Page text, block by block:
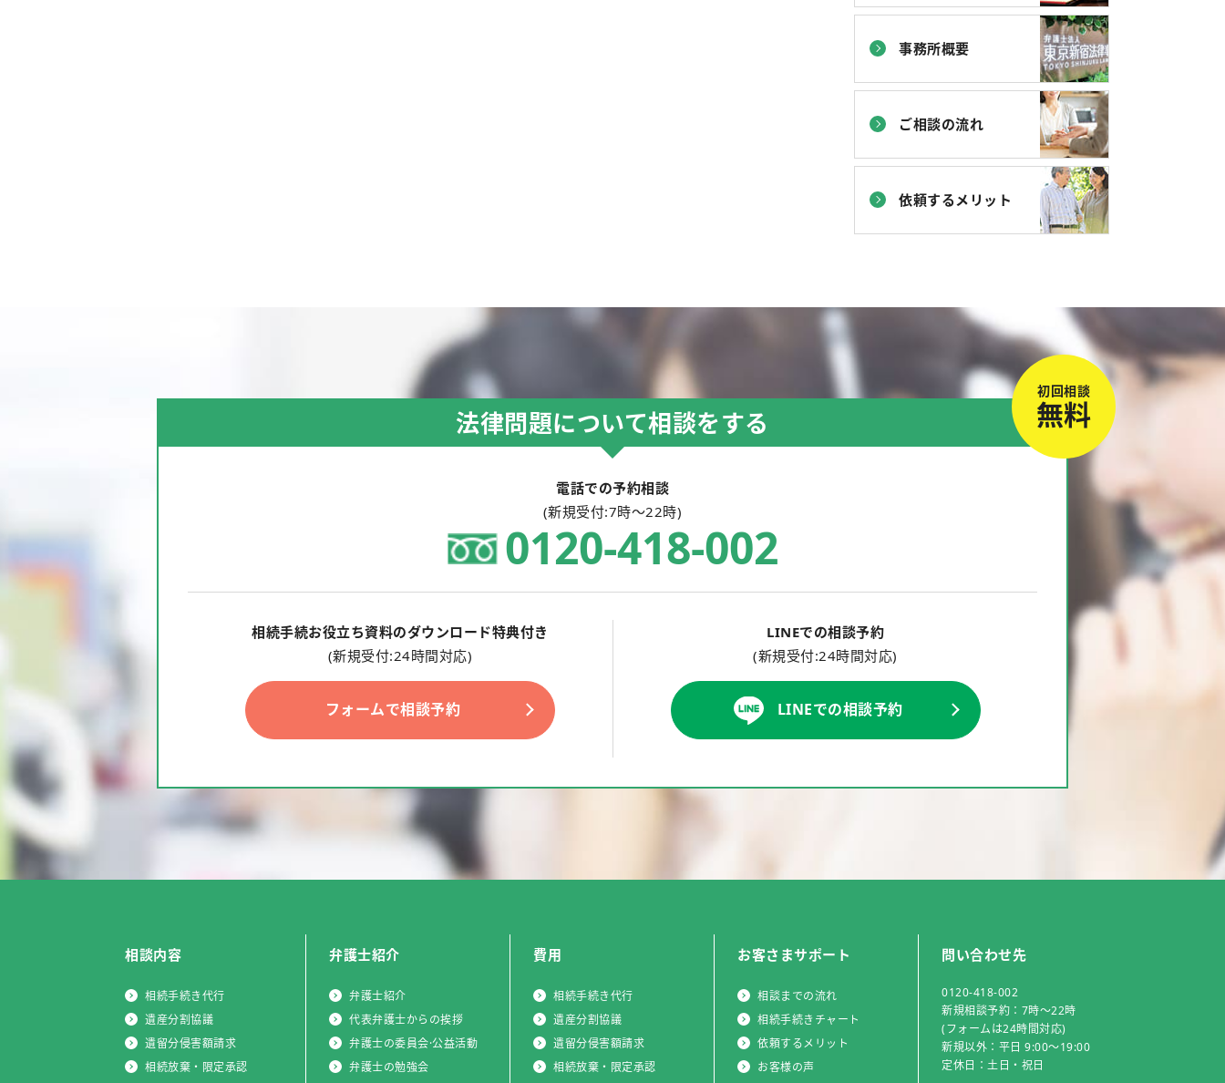
事務所概要
ご相談の流れ
依頼するメリット
初回相談
無料
法律問題について相談をする
電話での予約相談
(新規受付:7時～22時)
0120-418-002
相続手続お役立ち資料のダウンロード特典付き
(新規受付:24時間対応)
フォームで相談予約
LINEでの相談予約
(新規受付:24時間対応)
LINEでの相談予約
相談内容
相続手続き代行
遺産分割協議
遺留分侵害額請求
相続放棄・限定承認
弁護士紹介
弁護士紹介
代表弁護士からの挨拶
弁護士の委員会·公益活動
弁護士の勉強会
費用
相続手続き代行
遺産分割協議
遺留分侵害額請求
相続放棄・限定承認
お客さまサポート
相談までの流れ
相続手続きチャート
依頼するメリット
お客様の声
問い合わせ先
0120-418-002
新規相談予約：7時～22時
(フォームは24時間対応)
新規以外：平日 9:00～19:00
定休日：土日・祝日